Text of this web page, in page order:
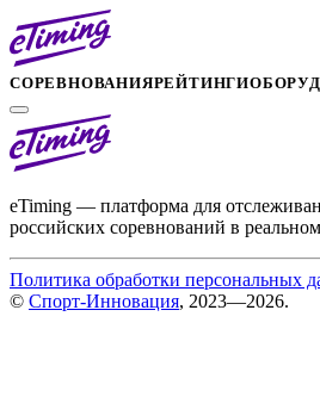
СОРЕВНОВАНИЯРЕЙТИНГИ
eTiming — платформа для
российских соревнований в
Политика обработки персональных
© Спорт-Инновация, 2023—2026.